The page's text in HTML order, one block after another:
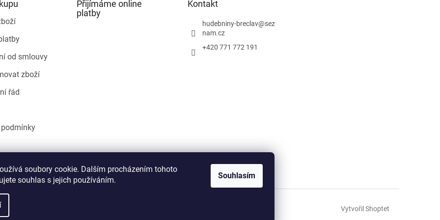
soubory cookie. Dalším procházením tohoto
souhlas s jejich používáním.
Souhlasím
od smlouvy
zboží
řád
Přijímáme online
platby
Kontakt
hudebniny-breclav@sez
nam.cz
+420 771 772 191
Heureka.cz
Vytvořil Shoptet
vyhrazena.